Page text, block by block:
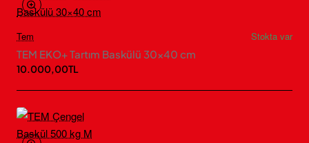
Tem
Stokta var
TEM EKO+ Tartım Baskülü 30×40 cm
10.000,00TL